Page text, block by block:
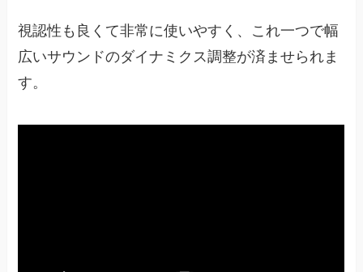
視認性も良くて非常に使いやすく、これ一つで幅
広いサウンドのダイナミクス調整が済ませられま
す。